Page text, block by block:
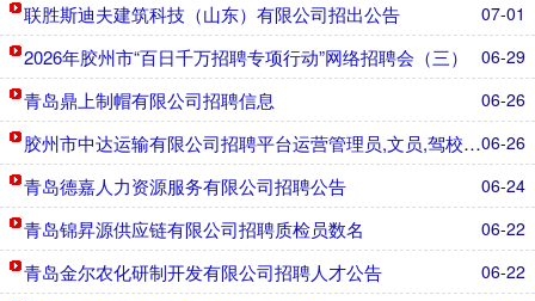
07-01
联胜斯迪夫建筑科技（山东）有限公司招出公告
06-29
2026年胶州市“百日千万招聘专项行动”网络招聘会（三）
06-26
青岛鼎上制帽有限公司招聘信息
06-26
胶州市中达运输有限公司招聘平台运营管理员,文员,驾校教练员,公交
06-24
青岛德嘉人力资源服务有限公司招聘公告
06-22
青岛锦昇源供应链有限公司招聘质检员数名
06-22
青岛金尔农化研制开发有限公司招聘人才公告